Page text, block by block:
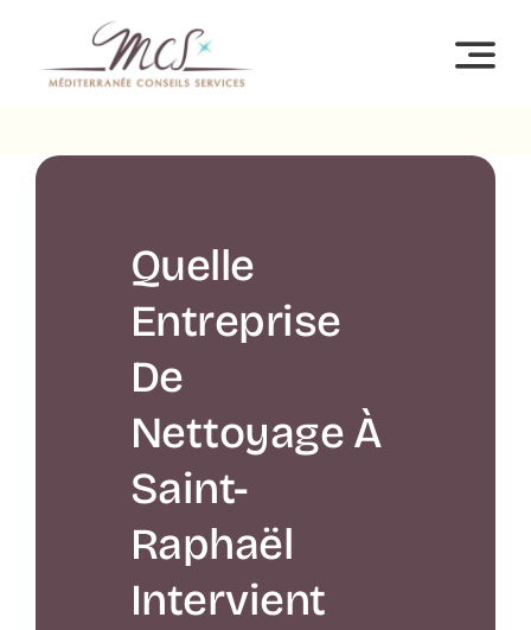
contenu
Quelle
Entreprise
De
Nettoyage À
Saint-
Raphaël
Intervient